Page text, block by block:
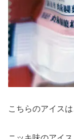
こちらのアイス